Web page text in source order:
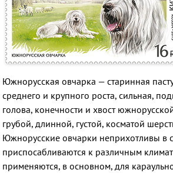
Южнорусская овчарка — старинная
среднего и крупного роста, сильная,
голова, конечности и хвост
грубой, длинной, густой, косматой
Южнорусские овчарки неприхотливы в
приспосабливаются к различным
применяются, в основном, для